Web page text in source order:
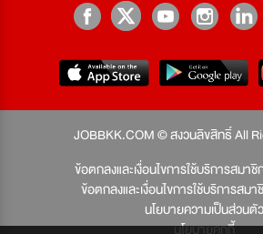
JOBBKK.COM © สงวนลิขสิทธิ์ All
ข้อตกลงและเงื่อนไขการใช้บริการสมา
ข้อตกลงและเงื่อนไขการใช้บริการสม
นโยบายความเป็นส่วนตัว